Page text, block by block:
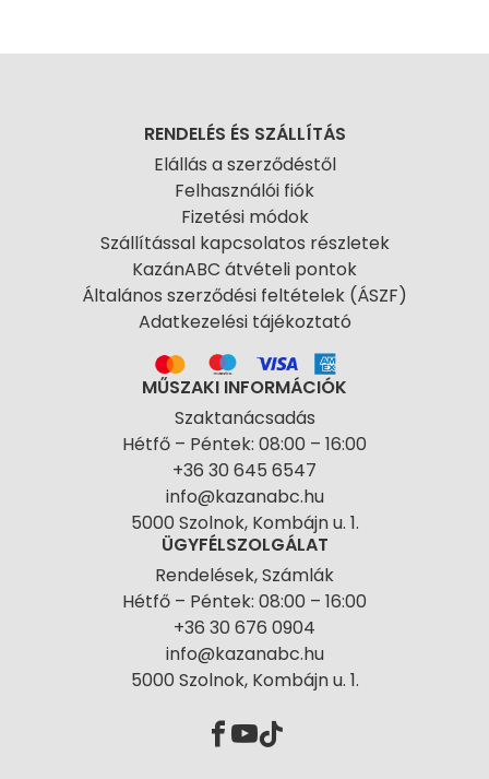
RENDELÉS ÉS SZÁLLÍTÁS
Elállás a szerződéstől
Felhasználói fiók
Fizetési módok
Szállítással kapcsolatos részletek
KazánABC átvételi pontok
Általános szerződési feltételek (ÁSZF)
Adatkezelési tájékoztató
MŰSZAKI INFORMÁCIÓK
Szaktanácsadás
Hétfő – Péntek: 08:00 – 16:00
+36 30 645 6547
info@kazanabc.hu
5000 Szolnok, Kombájn u. 1.
ÜGYFÉLSZOLGÁLAT
Rendelések, Számlák
Hétfő – Péntek: 08:00 – 16:00
+36 30 676 0904
info@kazanabc.hu
5000 Szolnok, Kombájn u. 1.